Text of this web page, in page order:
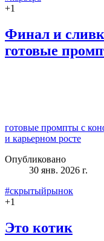
+1
Финал и
готовые
готовые промпты с
и карьерном росте
Опубликовано
30 янв. 2026 г.
#скрытыйрынок
+1
Это котик